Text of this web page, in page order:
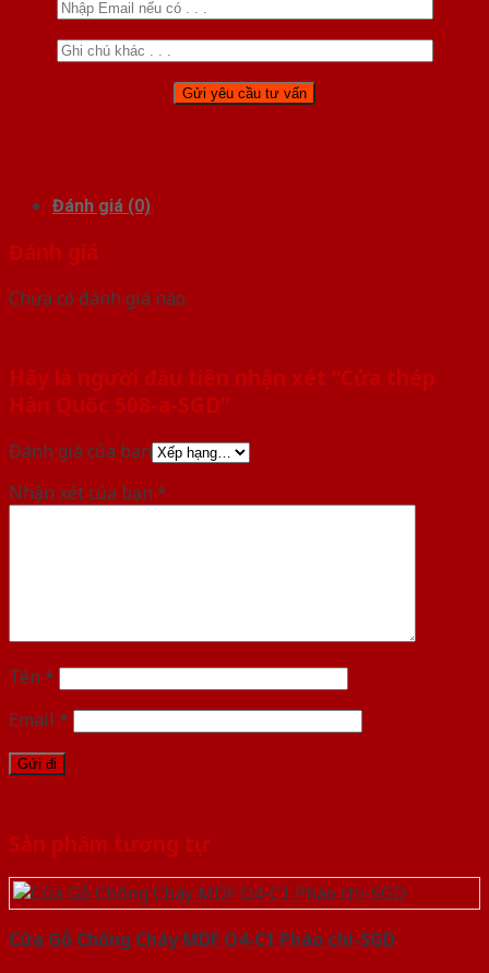
Đánh giá (0)
Đánh giá
Chưa có đánh giá nào.
Hãy là người đầu tiên nhận xét “Cửa thép
Hàn Quốc 508-a-SGD”
Đánh giá của bạn
Nhận xét của bạn *
Tên *
Email *
Sản phẩm tương tự
Cửa Gỗ Chống Cháy MDF O4-C1 Phào chi-SGD